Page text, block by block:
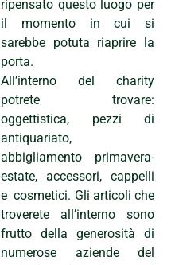
ripensato questo luogo per
il momento in cui si
sarebbe potuta riaprire la
porta.
All’interno del charity
potrete trovare:
oggettistica, pezzi di
antiquariato,
abbigliamento primavera-
estate, accessori, cappelli
e cosmetici. Gli articoli che
troverete all’interno sono
frutto della generosità di
numerose aziende del